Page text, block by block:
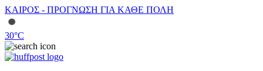
ΚΑΙΡΟΣ - ΠΡΟΓΝΩΣΗ ΓΙΑ ΚΑΘΕ ΠΟΛΗ
30°C